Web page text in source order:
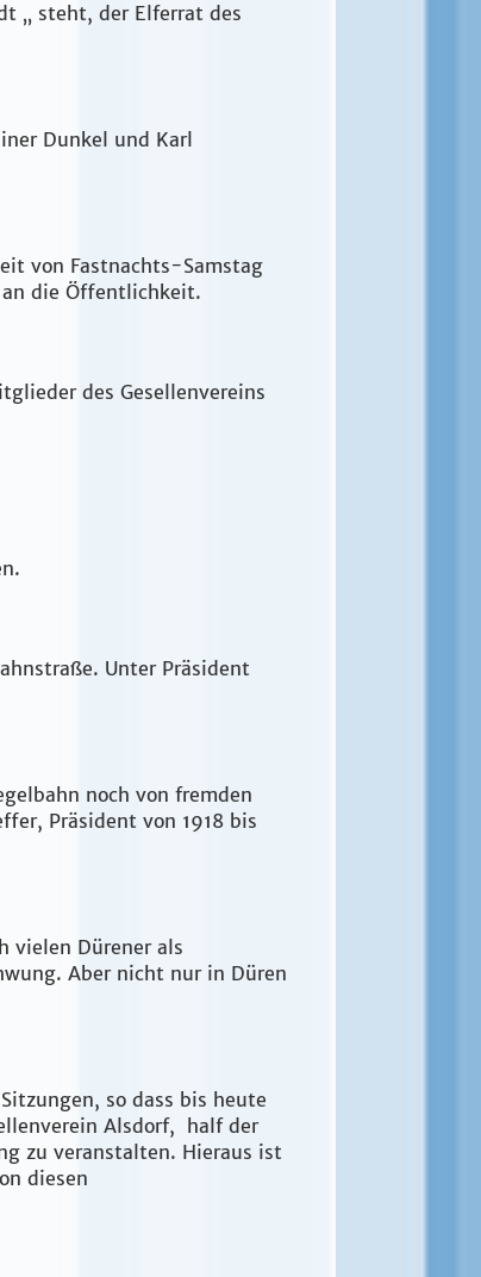
„ steht, der Elferrat des
Dunkel und Karl
von Fastnachts-Samstag
an die Öffentlichkeit.
des Gesellenvereins
Unter Präsident
noch von fremden
Präsident von 1918 bis
vielen Dürener als
Aber nicht nur in Düren
so dass bis heute
Alsdorf, half der
zu veranstalten. Hieraus ist
diesen